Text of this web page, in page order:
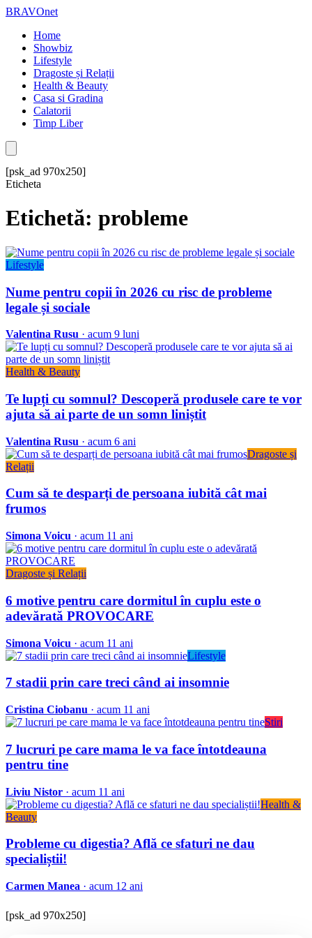
BRAVOnet
Home
Showbiz
Lifestyle
Dragoste și Relații
Health & Beauty
Casa si Gradina
Calatorii
Timp Liber
[psk_ad 970x250]
Eticheta
Etichetă: probleme
Lifestyle
Nume pentru copii în 2026 cu risc de probleme
legale și sociale
Valentina Rusu · acum 9 luni
Health & Beauty
Te lupți cu somnul? Descoperă produsele care te vor
ajuta să ai parte de un somn liniștit
Valentina Rusu · acum 6 ani
Dragoste și
Relații
Cum să te desparți de persoana iubită cât mai
frumos
Simona Voicu · acum 11 ani
Dragoste și Relații
6 motive pentru care dormitul în cuplu este o
adevărată PROVOCARE
Simona Voicu · acum 11 ani
Lifestyle
7 stadii prin care treci când ai insomnie
Cristina Ciobanu · acum 11 ani
Stiri
7 lucruri pe care mama le va face întotdeauna
pentru tine
Liviu Nistor · acum 11 ani
Health &
Beauty
Probleme cu digestia? Află ce sfaturi ne dau
specialiștii!
Carmen Manea · acum 12 ani
[psk_ad 970x250]